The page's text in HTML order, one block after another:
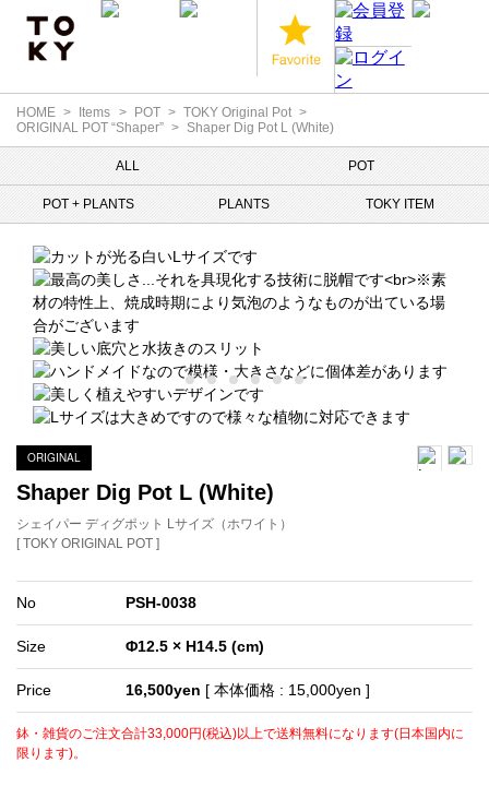
HOME Items POT
TOKY Original Pot
ORIGINAL POT “Shaper”
Shaper Dig Pot L (White)
ALL POT
POT + PLANTS PLANTS TOKY ITEM
ORIGINAL
Shaper Dig Pot L (White)
シェイパー ディグポット Lサイズ（ホワイト）
[ TOKY ORIGINAL POT ]
No PSH-0038
Size Φ12.5 × H14.5 (cm)
Price 16,500yen [ 本体価格 : 15,000yen ]
鉢・雑貨のご注文合計33,000円(税込)以上で送料無料になります(日本国内に
限ります)。